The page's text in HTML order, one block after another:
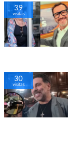
39
visitas
30
visitas